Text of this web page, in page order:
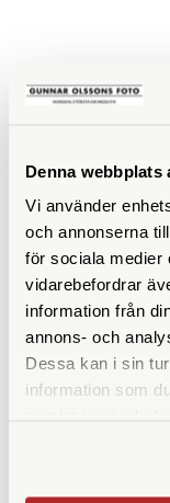
Denna webbplats
Vi använder
och annonserna
för sociala medier
vidarebefordrar
information från
annons- och
Dessa kan i sin
information som
Filmtyp
ANDRA